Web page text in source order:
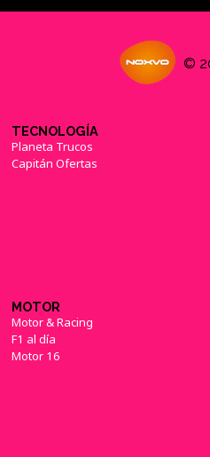
©
TECNOLOGÍA
Planeta Trucos
Capitán Ofertas
MOTOR
Motor & Racing
F1 al día
Motor 16